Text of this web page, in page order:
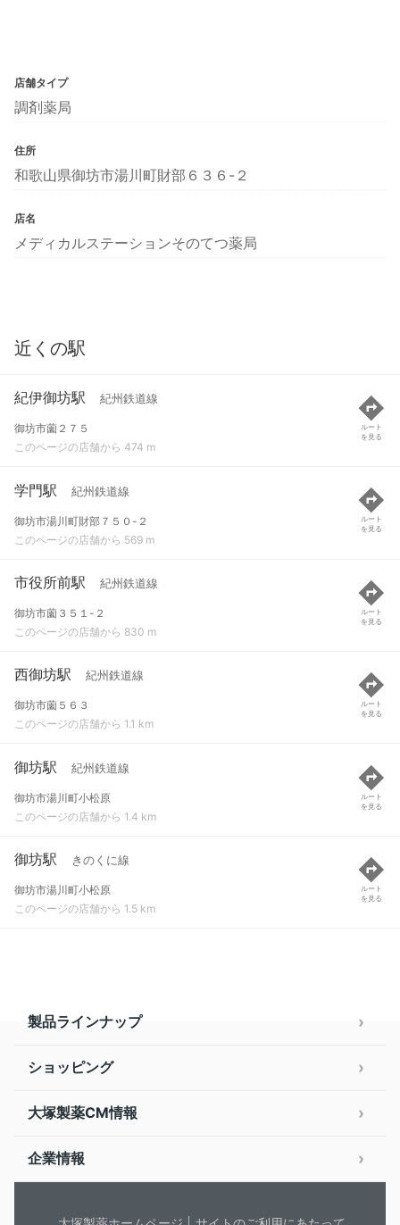
店舗タイプ
調剤薬局
住所
和歌山県御坊市湯川町財部６３６-２
店名
メディカルステーションそのてつ薬局
近くの駅
紀伊御坊駅 紀州鉄道線
御坊市薗２７５
このページの店舗から 474 m
ルート
を見る
学門駅 紀州鉄道線
御坊市湯川町財部７５０-２
このページの店舗から 569 m
ルート
を見る
市役所前駅 紀州鉄道線
御坊市薗３５１-２
このページの店舗から 830 m
ルート
を見る
西御坊駅 紀州鉄道線
御坊市薗５６３
このページの店舗から 1.1 km
ルート
を見る
御坊駅 紀州鉄道線
御坊市湯川町小松原
このページの店舗から 1.4 km
ルート
を見る
御坊駅 きのくに線
御坊市湯川町小松原
このページの店舗から 1.5 km
ルート
を見る
製品ラインナップ
ショッピング
大塚製薬CM情報
企業情報